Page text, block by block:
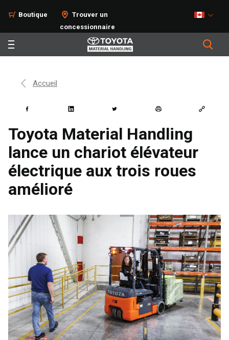
Boutique
Trouver un
concessionnaire
Accueil
Toyota Material Handling
lance un chariot élévateur
électrique aux trois roues
amélioré